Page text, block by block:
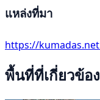
แหล่งที่มา
https://kumadas.net
พื้นที่ที่เกี่ยวข้อง